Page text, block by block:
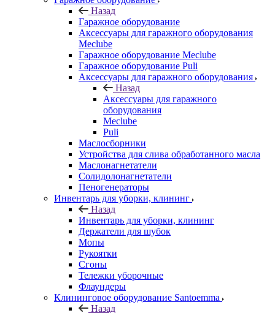
Назад
Гаражное оборудование
Аксессуары для гаражного оборудования
Meclube
Гаражное оборудование Meclube
Гаражное оборудование Puli
Аксессуары для гаражного оборудования
Назад
Аксессуары для гаражного
оборудования
Meclube
Puli
Маслосборники
Устройства для слива обработанного масла
Маслонагнетатели
Солидолонагнетатели
Пеногенераторы
Инвентарь для уборки, клининг
Назад
Инвентарь для уборки, клининг
Держатели для шубок
Мопы
Рукоятки
Сгоны
Тележки уборочные
Флаундеры
Клининговое оборудование Santoemma
Назад